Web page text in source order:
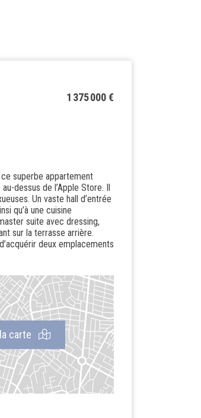
1 375 000 €
ce superbe appartement
dessus de l’Apple Store. Il
Un vaste hall d’entrée
qu’à une cuisine
suite avec dressing,
sur la terrasse arrière.
deux emplacements
carte